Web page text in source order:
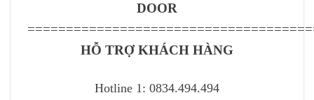
DOOR
HỖ TRỢ KHÁCH HÀNG
Hotline 1: 0834.494.494